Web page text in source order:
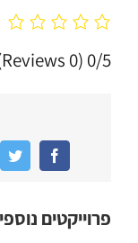
0/5
(0 Reviews)
Facebook
פרוייקטים